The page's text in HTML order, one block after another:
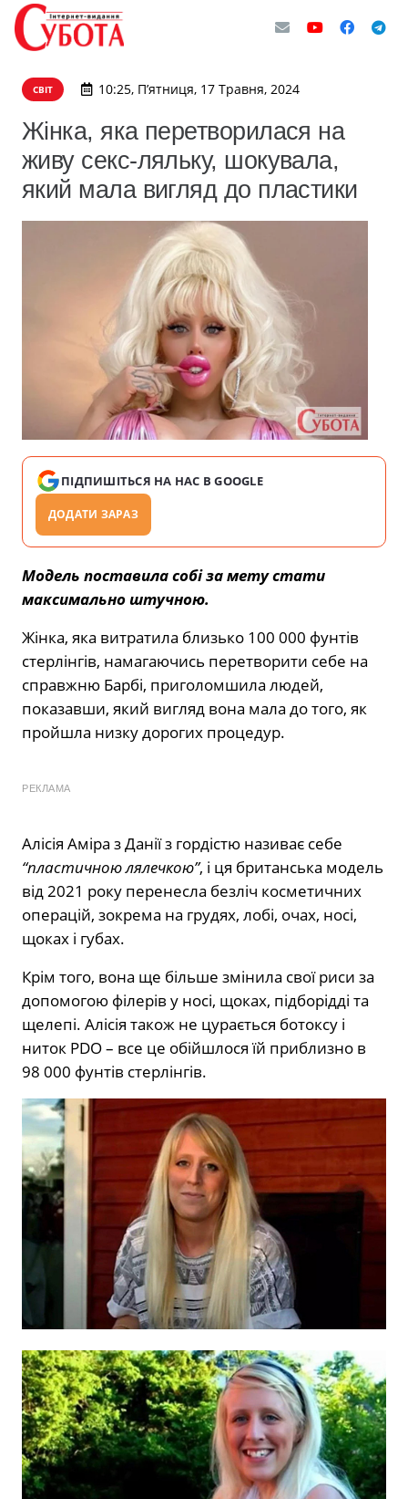
СВІТ 10:25, П’ятниця, 17 Травня, 2024
Жінка, яка перетворилася на
живу секс-ляльку, шокувала,
який мала вигляд до пластики
ПІДПИШІТЬСЯ НА НАС В GOOGLE
ДОДАТИ ЗАРАЗ
Модель поставила собі за мету стати
максимально штучною.
Жінка, яка витратила близько 100 000 фунтів
стерлінгів, намагаючись перетворити себе на
справжню Барбі, приголомшила людей,
показавши, який вигляд вона мала до того, як
пройшла низку дорогих процедур.
РЕКЛАМА
Алісія Аміра з Данії з гордістю називає себе
“пластичною лялечкою”, і ця британська модель
від 2021 року перенесла безліч косметичних
операцій, зокрема на грудях, лобі, очах, носі,
щоках і губах.
Крім того, вона ще більше змінила свої риси за
допомогою філерів у носі, щоках, підборідді та
щелепі. Алісія також не цурається ботоксу і
ниток PDO – все це обійшлося їй приблизно в
98 000 фунтів стерлінгів.